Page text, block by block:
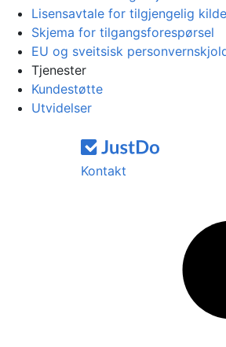
Lisensavtale for tilgjengelig
Skjema for tilgangsforespørsel
EU og sveitsisk
Tjenester
Kundestøtte
Utvidelser
Kontakt